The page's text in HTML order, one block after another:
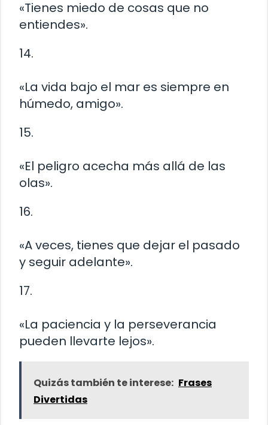
«Tienes miedo de cosas que no
entiendes».
14.
«La vida bajo el mar es siempre en
húmedo, amigo».
15.
«El peligro acecha más allá de las
olas».
16.
«A veces, tienes que dejar el pasado
y seguir adelante».
17.
«La paciencia y la perseverancia
pueden llevarte lejos».
Quizás también te interese: Frases
Divertidas